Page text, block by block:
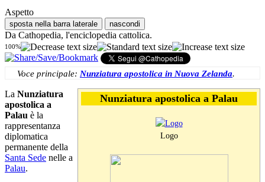
Aspetto
sposta nella barra laterale nascondi
Da Cathopedia, l'enciclopedia cattolica.
100%
Voce principale: Nunziatura apostolica in Nuova Zelanda.
Nunziatura apostolica a Palau
Logo
La Nunziatura
apostolica a
Palau è la
rappresentanza
diplomatica
permanente della
Santa Sede nelle a
Palau.